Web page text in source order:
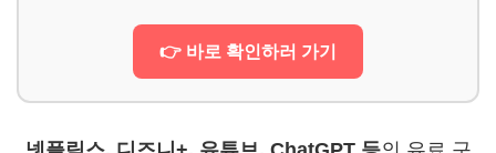
👉 바로 확인하러 가기